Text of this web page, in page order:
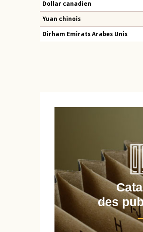
Dollar canadien
Yuan chinois
Dirham Emirats Arabes Unis
des